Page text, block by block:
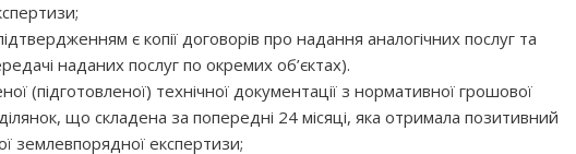
є копії договорів про надання аналогічних послуг та
наданих послуг по окремих об’єктах).
(підготовленої) технічної документації з нормативної грошової
що складена за попередні 24 місяці, яка отримала позитивний
землевпорядної експертизи;